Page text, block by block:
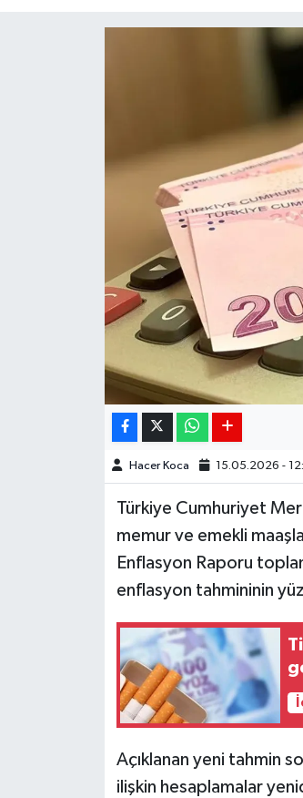
Hacer Koca 15.05.2026 -
Türkiye Cumhuriyet
memur ve emekli
Enflasyon Raporu
enflasyon tahmininin
Açıklanan yeni tahmin
ilişkin hesaplamalar